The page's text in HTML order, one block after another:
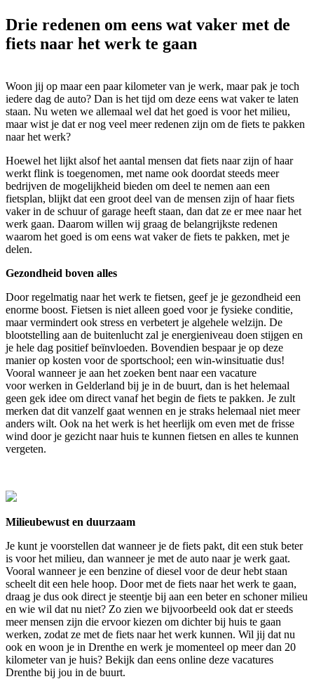
Drie redenen om eens wat vaker met de
fiets naar het werk te gaan
Woon jij op maar een paar kilometer van je werk, maar pak je toch
iedere dag de auto? Dan is het tijd om deze eens wat vaker te laten
staan. Nu weten we allemaal wel dat het goed is voor het milieu,
maar wist je dat er nog veel meer redenen zijn om de fiets te pakken
naar het werk?
Hoewel het lijkt alsof het aantal mensen dat fiets naar zijn of haar
werkt flink is toegenomen, met name ook doordat steeds meer
bedrijven de mogelijkheid bieden om deel te nemen aan een
fietsplan, blijkt dat een groot deel van de mensen zijn of haar fiets
vaker in de schuur of garage heeft staan, dan dat ze er mee naar het
werk gaan. Daarom willen wij graag de belangrijkste redenen
waarom het goed is om eens wat vaker de fiets te pakken, met je
delen.
Gezondheid boven alles
Door regelmatig naar het werk te fietsen, geef je je gezondheid een
enorme boost. Fietsen is niet alleen goed voor je fysieke conditie,
maar vermindert ook stress en verbetert je algehele welzijn. De
blootstelling aan de buitenlucht zal je energieniveau doen stijgen en
je hele dag positief beïnvloeden. Bovendien bespaar je op deze
manier op kosten voor de sportschool; een win-winsituatie dus!
Vooral wanneer je aan het zoeken bent naar een vacature
voor werken in Gelderland bij je in de buurt, dan is het helemaal
geen gek idee om direct vanaf het begin de fiets te pakken. Je zult
merken dat dit vanzelf gaat wennen en je straks helemaal niet meer
anders wilt. Ook na het werk is het heerlijk om even met de frisse
wind door je gezicht naar huis te kunnen fietsen en alles te kunnen
vergeten.
Milieubewust en duurzaam
Je kunt je voorstellen dat wanneer je de fiets pakt, dit een stuk beter
is voor het milieu, dan wanneer je met de auto naar je werk gaat.
Vooral wanneer je een benzine of diesel voor de deur hebt staan
scheelt dit een hele hoop. Door met de fiets naar het werk te gaan,
draag je dus ook direct je steentje bij aan een beter en schoner milieu
en wie wil dat nu niet? Zo zien we bijvoorbeeld ook dat er steeds
meer mensen zijn die ervoor kiezen om dichter bij huis te gaan
werken, zodat ze met de fiets naar het werk kunnen. Wil jij dat nu
ook en woon je in Drenthe en werk je momenteel op meer dan 20
kilometer van je huis? Bekijk dan eens online deze vacatures
Drenthe bij jou in de buurt.